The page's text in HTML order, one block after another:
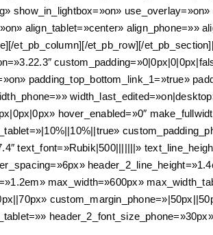
show_in_lightbox=»on»
align_tablet=»center» align_phone=»»
et_pb_column][/et_pb_row][/
padding_top_bottom_link_1=»true»
hover_enabled=»0″
text_font=»Rubik|500|||||||»
max_width=»600px»